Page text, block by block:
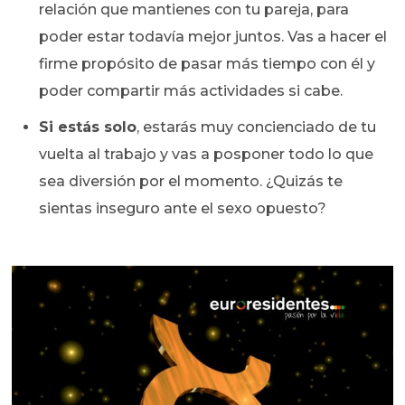
relación que mantienes con tu pareja, para
poder estar todavía mejor juntos. Vas a hacer el
firme propósito de pasar más tiempo con él y
poder compartir más actividades si cabe.
Si estás solo, estarás muy concienciado de tu
vuelta al trabajo y vas a posponer todo lo que
sea diversión por el momento. ¿Quizás te
sientas inseguro ante el sexo opuesto?